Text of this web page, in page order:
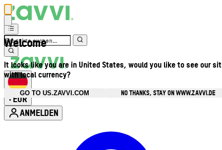
Welcome
It looks like you are in United States, would you like to see our
with local currency?
GO TO US.ZAVVI.COM
NO THANKS, STAY ON WWW.ZAVVI.DE
• EUR
ANMELDEN